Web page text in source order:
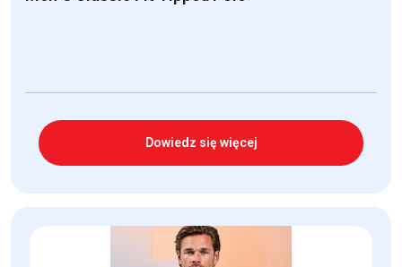
Dowiedz się więcej